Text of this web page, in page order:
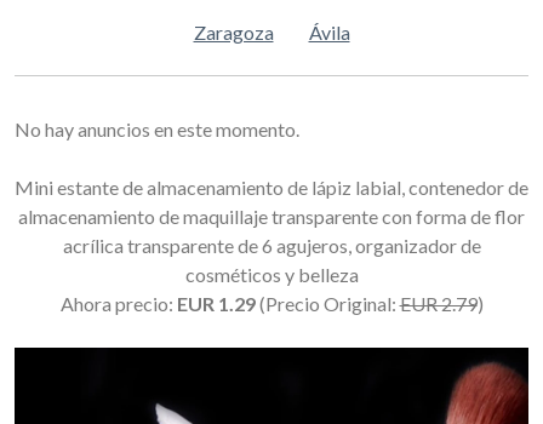
Zaragoza
Ávila
No hay anuncios en este momento.
Mini estante de almacenamiento de lápiz labial, contenedor de
almacenamiento de maquillaje transparente con forma de flor
acrílica transparente de 6 agujeros, organizador de
cosméticos y belleza
Ahora precio: EUR 1.29(Precio Original:EUR 2.79)